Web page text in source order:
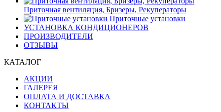
Приточная вентиляция, Бризеры, Рекуператоры
Приточные установки
УСТАНОВКА КОНДИЦИОНЕРОВ
ПРОИЗВОДИТЕЛИ
ОТЗЫВЫ
КАТАЛОГ
АКЦИИ
ГАЛЕРЕЯ
ОПЛАТА И ДОСТАВКА
КОНТАКТЫ